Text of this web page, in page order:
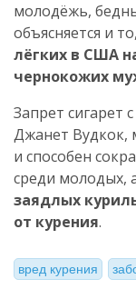
молодёжь,
объясняется и
лёгких в США
чернокожих
Запрет сигарет
Джанет Вудкок,
и способен
среди молодых,
заядлых
от курения.
вред курения